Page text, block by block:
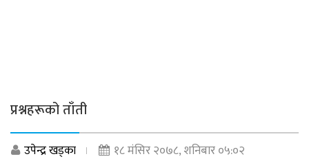
प्रश्नहरूको ताँती
उपेन्द्र खड्का
१८ मंसिर २०७८, शनिबार ०५:०२